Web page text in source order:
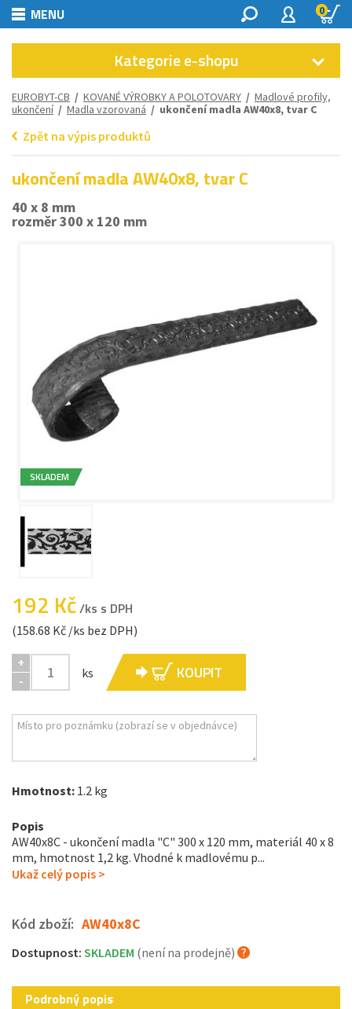
MENU 0
Kategorie e-shopu
EUROBYT-CB / KOVANÉ VÝROBKY A POLOTOVARY / Madlové profily,
ukončení/ Madla vzorovaná / ukončení madla AW40x8, tvar C
Zpět na výpis produktů
ukončení madla AW40x8, tvar C
40 x 8 mm
rozměr 300 x 120 mm
SKLADEM
192 Kč/ks s DPH
(158.68 Kč /ks bez DPH)
+
-
ks KOUPIT
Hmotnost: 1.2 kg
Popis
AW40x8C - ukončení madla "C" 300 x 120 mm, materiál 40 x 8
mm, hmotnost 1,2 kg. Vhodné k madlovému p...
Ukaž celý popis >
Kód zboží: AW40x8C
Dostupnost: SKLADEM (není na prodejně)
Podrobný popis